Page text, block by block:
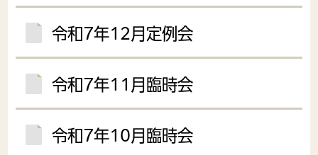
令和7年12月定例会
令和7年11月臨時会
令和7年10月臨時会